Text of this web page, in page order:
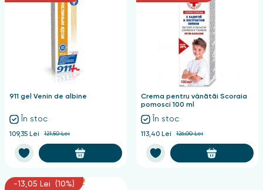
911 gel Venin de albine
În stoc
109,35 Lei 121,50 Lei
Crema pentru vânătăi Scoraia
pomosci 100 ml
În stoc
113,40 Lei 126,00 Lei
-13,05 Lei (10%)